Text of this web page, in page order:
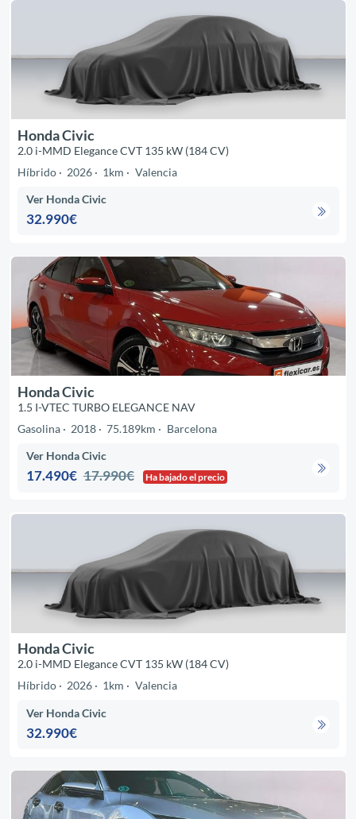
Honda Civic
2.0 i-MMD Elegance CVT 135 kW (184 CV)
Híbrido
2026 1km Valencia
Ver Honda Civic
32.990€
Honda Civic
1.5 I-VTEC TURBO ELEGANCE NAV
Gasolina
2018 75.189km Barcelona
Ver Honda Civic
17.490€ 17.990€ Ha bajado el precio
Honda Civic
2.0 i-MMD Elegance CVT 135 kW (184 CV)
Híbrido
2026 1km Valencia
Ver Honda Civic
32.990€